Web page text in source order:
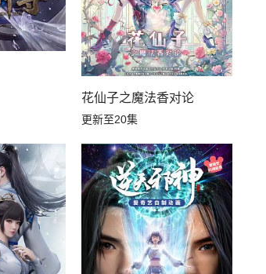
花仙子之魔法香对论
更新至20集